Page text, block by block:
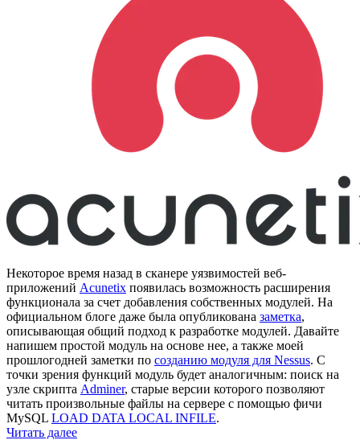
финал]»
GUI
like
[Часть
финал]
Некоторое время назад в сканере уязвимостей веб-
приложений Acunetix появилась возможность расширения
функционала за счет добавления собственных модулей. На
официальном блоге даже была опубликована заметка,
описывающая общий подход к разработке модулей. Давайте
напишем простой модуль на основе нее, а также моей
прошлогодней заметки по созданию модуля для Nessus. С
точки зрения функций модуль будет аналогичным: поиск на
узле скрипта Adminer, старые версии которого позволяют
читать произвольные файлы на сервере с помощью фичи
MySQL LOAD DATA LOCAL INFILE.
Читать далее«Пишем